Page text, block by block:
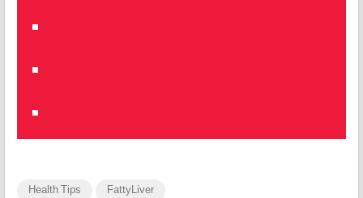
Health Tips FattyLiver